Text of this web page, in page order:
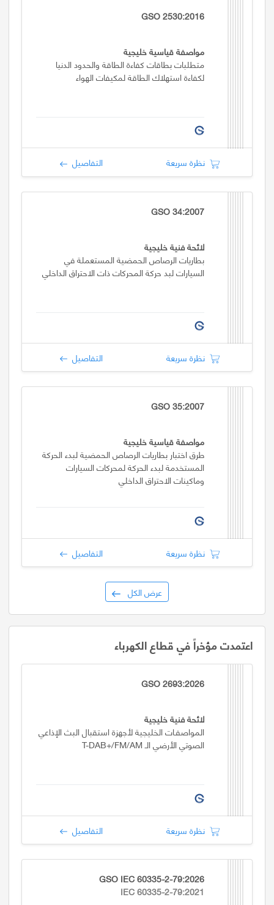
GSO 2530:2016
مواصفة قياسية خليجية
متطلبات بطاقات كفاءة الطاقة والحدود الدنيا
لكفاءة استهلاك الطاقة لمكيفات الهواء
نظرة سريعة التفاصيل
GSO 34:2007
لائحة فنية خليجية
بطاريات الرصاص الحمضية المستعملة في
السيارات لبد حركة المحركات ذات الاحتراق الداخلي
نظرة سريعة التفاصيل
GSO 35:2007
مواصفة قياسية خليجية
طرق اختبار بطاريات الرصاص الحمضية لبدء الحركة
المستخدمة لبدء الحركة لمحركات السيارات
وماكينات الاحتراق الداخلي
نظرة سريعة التفاصيل
عرض الكل
اعتمدت مؤخراً في قطاع الكهرباء
GSO 2693:2026
لائحة فنية خليجية
المواصفـات الخليجية لأجهزة استقبال البث الإذاعي
الصوتي الأرضي الـ T-DAB+/FM/AM
نظرة سريعة التفاصيل
GSO IEC 60335-2-79:2026
IEC 60335-2-79:2021